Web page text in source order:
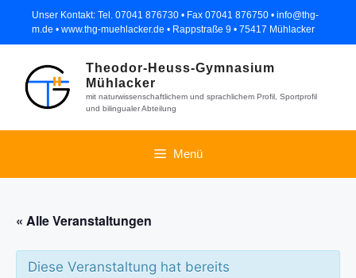
Inhalt
springen
Unser Kontakt: Tel. 07041 876730 • Fax 07041 876750 • info@thg-
m.de • www.thg-muehlacker.de • Rappstraße 9 • 75417 Mühlacker
Theodor-Heuss-Gymnasium
Mühlacker
mit naturwissenschaftlichem und sprachlichem Profil, Sportprofil
und bilingualer Abteilung
Menü
« Alle Veranstaltungen
Diese Veranstaltung hat bereits